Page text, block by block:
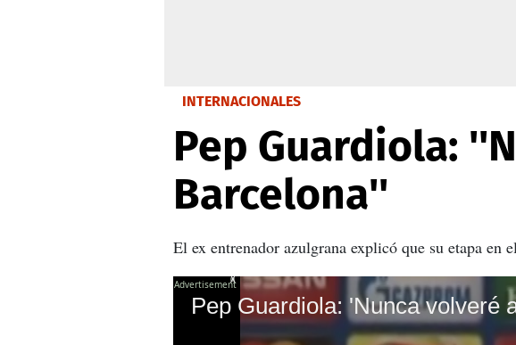
INTERNACIONALES
Pep Guardiola:
Barcelona''
El ex entrenador azulgrana explicó que su etapa en
Pep Guardiola: 'Nunca volveré
X